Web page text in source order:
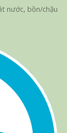
nước, bồn/chậu